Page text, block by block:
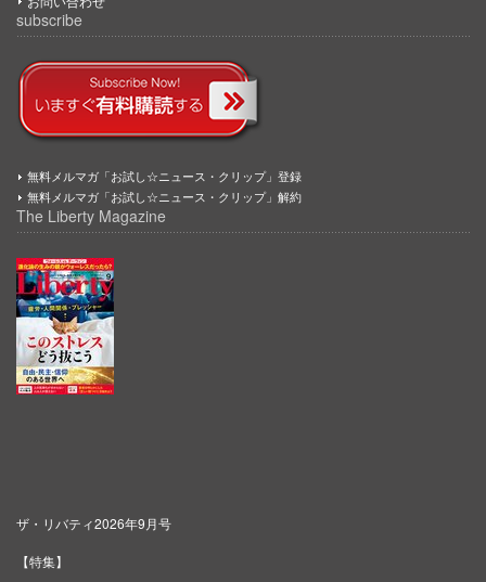
subscribe
無料メルマガ「お試し☆ニュース・クリップ」登録
無料メルマガ「お試し☆ニュース・クリップ」解約
The Liberty Magazine
ザ・リバティ2026年9月号
【特集】